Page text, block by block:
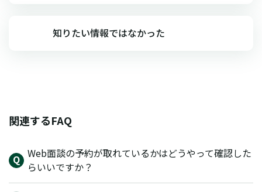
知りたい情報ではなかった
関連するFAQ
Web面談の予約が取れているかはどうやって確認した
らいいですか？